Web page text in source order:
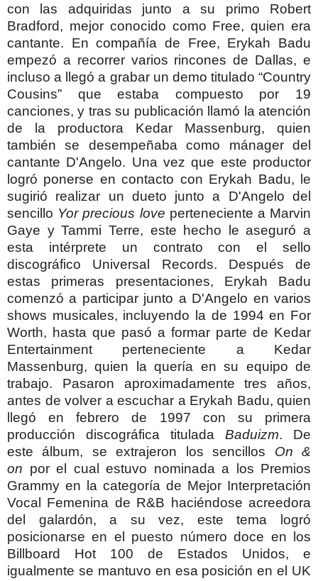
con las adquiridas junto a su primo Robert
Bradford, mejor conocido como Free, quien era
cantante.
En compañía de Free, Erykah Badu
empezó a recorrer varios rincones de Dallas, e
incluso a llegó a grabar un demo titulado “Country
Cousins” que estaba compuesto por 19
canciones, y tras su publicación llamó la atención
de la productora Kedar Massenburg, quien
también se desempeñaba como mánager del
cantante D'Angelo. Una vez que este productor
logró ponerse en contacto con Erykah Badu, le
sugirió realizar un dueto junto a D'Angelo del
sencillo Yor precious love perteneciente a Marvin
Gaye y Tammi Terre, este hecho le aseguró a
esta intérprete un contrato con el sello
discográfico Universal Records. Después de
estas primeras presentaciones, Erykah Badu
comenzó a participar junto a D'Angelo en varios
shows musicales, incluyendo la de 1994 en For
Worth, hasta que pasó a formar parte de Kedar
Entertainment perteneciente a Kedar
Massenburg, quien la quería en su equipo de
trabajo.
Pasaron aproximadamente tres años,
antes de volver a escuchar a Erykah Badu, quien
llegó en febrero de 1997 con su primera
producción discográfica titulada Baduizm. De
este álbum, se extrajeron los sencillos On &
on por el cual estuvo nominada a los Premios
Grammy en la categoría de Mejor Interpretación
Vocal Femenina de R&B haciéndose acreedora
del galardón, a su vez, este tema logró
posicionarse en el puesto número doce en los
Billboard Hot 100 de Estados Unidos, e
igualmente se mantuvo en esa posición en el UK